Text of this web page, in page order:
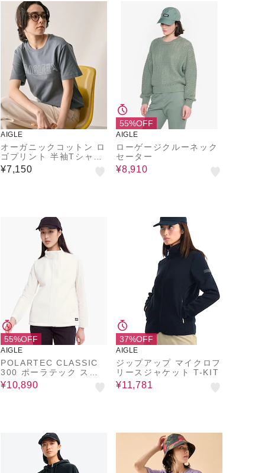
AIGLE
オーガニックコットン ロ
ゴプリント 半袖Tシャツ
/ ユニセックス
¥7,150
55%OFF
AIGLE
ローゲージクルーネック
セーター
¥8,910
55%OFF
AIGLE
POLARTEC CLASSIC
300 ポーラテック スタ
ンドジップアップフリー
スベスト RP
¥10,890
37%OFF
AIGLE
ジップアップ マイクロフ
リースジャケット T-KIT
¥11,781